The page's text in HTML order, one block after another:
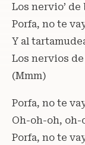
Los nervio’
Porfa, no te
Y al
Los nervios
(Mmm)
Porfa, no te
Oh-oh-oh, oh-
Porfa, no te